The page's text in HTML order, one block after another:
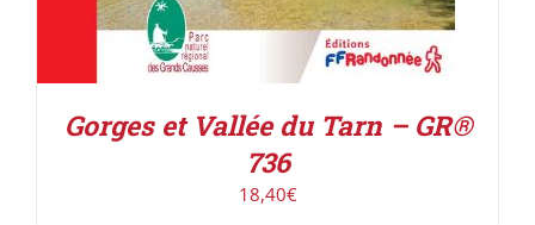
Gorges et Vallée du Tarn – GR®
736
18,40€